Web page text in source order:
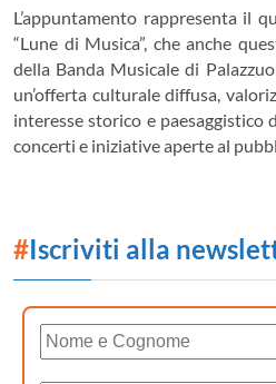
L’appuntamento rappresenta il
“Lune di Musica”, che anche
della Banda Musicale di
un’offerta culturale diffusa,
interesse storico e paesaggistico
concerti e iniziative aperte al
#Iscriviti alla